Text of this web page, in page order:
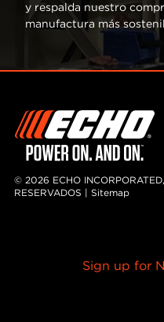
y respalda nuestro
manufactura más
© 2026 ECHO
RESERVADOS | Sitemap
Sign up for